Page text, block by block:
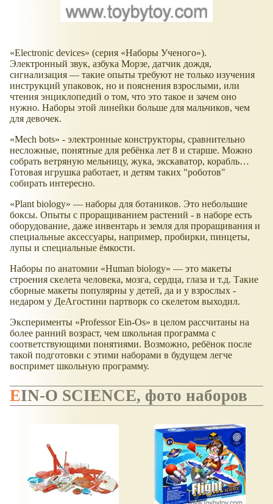
«Electronic devices» (серия «Наборы Ученого»).
Электронный звук, азбука Морзе, датчик дождя,
сигнализация — такие опыты требуют не только изучения
инструкций упаковок, но и пояснения взрослыми, или
чтения энциклопедий о том, что это такое и зачем оно
нужно. Наборы этой линейки больше для мальчиков, чем
для девочек.
«Mech bots» - электронные конструкторы, сравнительно
несложные, понятные для ребёнка лет 8 и старше. Можно
собрать ветряную мельницу, жука, экскаватор, корабль…
Готовая игрушка работает, и детям таких "роботов"
собирать интересно.
«Plant biology» — наборы для ботаников. Это небольшие
боксы. Опыты с проращиванием растений - в наборе есть
оборудование, даже инвентарь и земля для проращивания и
специальные аксессуары, например, пробирки, пинцеты,
лупы и специальные ёмкости.
Наборы по анатомии «Human biology» — это макеты
строения скелета человека, мозга, сердца, глаза и т.д. Такие
сборные макеты популярны у детей, да и у взрослых -
недаром у ДеАгостини партворк со скелетом выходил.
Эксперименты «Professor Ein-Os» в целом рассчитаны на
более ранний возраст, чем школьная программа с
соответствующими понятиями. Возможно, ребёнок после
такой подготовки с этими наборами в будущем легче
воспримет школьную программу.
EIN-O SCIENCE, фото наборов